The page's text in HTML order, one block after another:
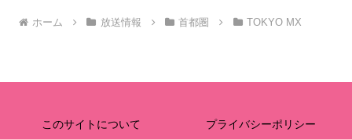
ホーム 放送情報 首都圏 TOKYO MX
このサイトについて プライバシーポリシー